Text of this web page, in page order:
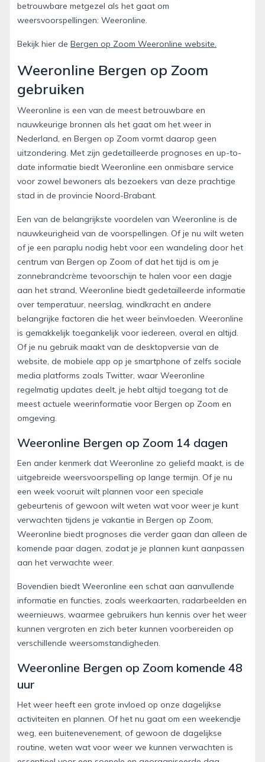
betrouwbare metgezel als het gaat om
weersvoorspellingen: Weeronline.
Bekijk hier de Bergen op Zoom Weeronline website.
Weeronline Bergen op Zoom
gebruiken
Weeronline is een van de meest betrouwbare en
nauwkeurige bronnen als het gaat om het weer in
Nederland, en Bergen op Zoom vormt daarop geen
uitzondering. Met zijn gedetailleerde prognoses en up-to-
date informatie biedt Weeronline een onmisbare service
voor zowel bewoners als bezoekers van deze prachtige
stad in de provincie Noord-Brabant.
Een van de belangrijkste voordelen van Weeronline is de
nauwkeurigheid van de voorspellingen. Of je nu wilt weten
of je een paraplu nodig hebt voor een wandeling door het
centrum van Bergen op Zoom of dat het tijd is om je
zonnebrandcrème tevoorschijn te halen voor een dagje
aan het strand, Weeronline biedt gedetailleerde informatie
over temperatuur, neerslag, windkracht en andere
belangrijke factoren die het weer beïnvloeden. Weeronline
is gemakkelijk toegankelijk voor iedereen, overal en altijd.
Of je nu gebruik maakt van de desktopversie van de
website, de mobiele app op je smartphone of zelfs sociale
media platforms zoals Twitter, waar Weeronline
regelmatig updates deelt, je hebt altijd toegang tot de
meest actuele weerinformatie voor Bergen op Zoom en
omgeving.
Weeronline Bergen op Zoom 14 dagen
Een ander kenmerk dat Weeronline zo geliefd maakt, is de
uitgebreide weersvoorspelling op lange termijn. Of je nu
een week vooruit wilt plannen voor een speciale
gebeurtenis of gewoon wilt weten wat voor weer je kunt
verwachten tijdens je vakantie in Bergen op Zoom,
Weeronline biedt prognoses die verder gaan dan alleen de
komende paar dagen, zodat je je plannen kunt aanpassen
aan het verwachte weer.
Bovendien biedt Weeronline een schat aan aanvullende
informatie en functies, zoals weerkaarten, radarbeelden en
weernieuws, waarmee gebruikers hun kennis over het weer
kunnen vergroten en zich beter kunnen voorbereiden op
verschillende weersomstandigheden.
Weeronline Bergen op Zoom komende 48
uur
Het weer heeft een grote invloed op onze dagelijkse
activiteiten en plannen. Of het nu gaat om een weekendje
weg, een buitenevenement, of gewoon de dagelijkse
routine, weten wat voor weer we kunnen verwachten is